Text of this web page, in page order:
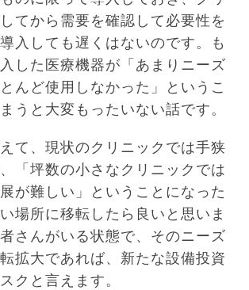
てから需要を確認して必要性を
入しても遅くはないのです。も
した医療機器が「あまりニーズ
んど使用しなかった」というこ
うと大変もったいない話です。
て、現状のクリニックでは手狭
「坪数の小さなクリニックでは
が難しい」ということになった
場所に移転したら良いと思いま
さんがいる状態で、そのニーズ
拡大であれば、新たな設備投資
クと言えます。